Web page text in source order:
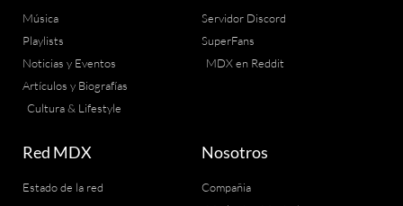
Música
Playlists
Noticias y Eventos
Artículos y Biografías
Cultura & Lifestyle
Servidor Discord
SuperFans
MDX en Reddit
Red MDX
Estado de la red
Nosotros
Compañia